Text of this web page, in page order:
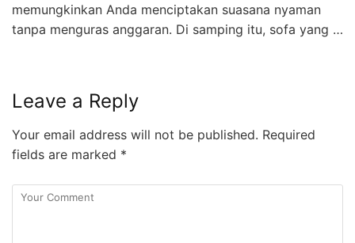
memungkinkan Anda menciptakan suasana nyaman
tanpa menguras anggaran. Di samping itu, sofa yang …
Leave a Reply
Your email address will not be published. Required
fields are marked *